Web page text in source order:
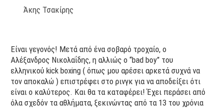
Άκης Τσακίρης
Είναι γεγονός! Μετά από ένα σοβαρό τροχαίο, ο
Αλέξανδρος Νικολαΐδης, η αλλιώς ο “bad boy” του
ελληνικού kick boxing ( όπως μου αρέσει αρκετά συχνά να
τον αποκαλώ ) επιστρέφει στο ρινγκ για να αποδείξει ότι
είναι ο καλύτερος. Και θα τα καταφέρει! Έχει περάσει από
όλα σχεδόν τα αθλήματα, ξεκινώντας από τα 13 του χρόνια